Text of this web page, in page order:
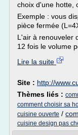
choix d'une hotte,
Exemple : vous
pièce fermée
L'air à renouveler
12 fois le volume
Lire la suite
Site : http://
Thèmes liés :
comment choisir sa
cuisine ouverte /
cuisine design pas